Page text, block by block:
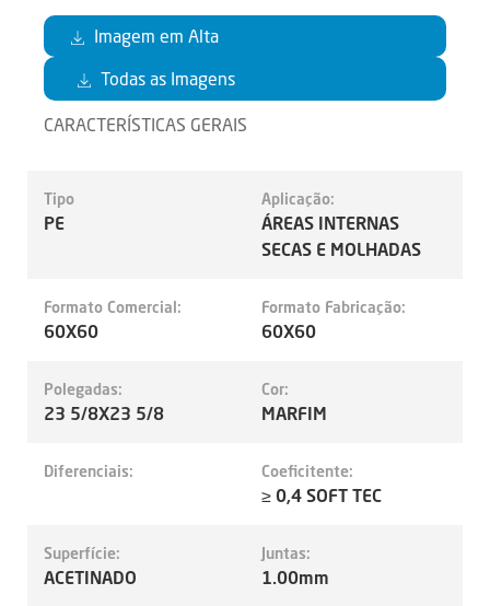
Imagem em Alta
Todas as Imagens
CARACTERÍSTICAS GERAIS
Tipo
PE
Aplicação:
ÁREAS INTERNAS
SECAS E MOLHADAS
Formato Comercial:
60X60
Formato Fabricação:
60X60
Polegadas:
23 5/8X23 5/8
Cor:
MARFIM
Diferenciais: Coeficitente:
≥ 0,4 SOFT TEC
Superfície:
ACETINADO
Juntas:
1.00mm